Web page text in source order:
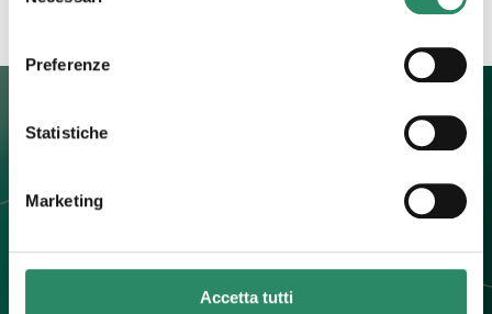
Preferenze
Statistiche
Marketing
Accetta tutti